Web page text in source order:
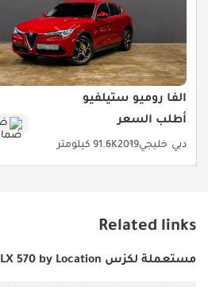
ألفا روميو ستيلفيو
أطلب السعر
دبي خليجي201991.6K كيلومتر
Related links
مستعملة لكزس LX 570 by Location